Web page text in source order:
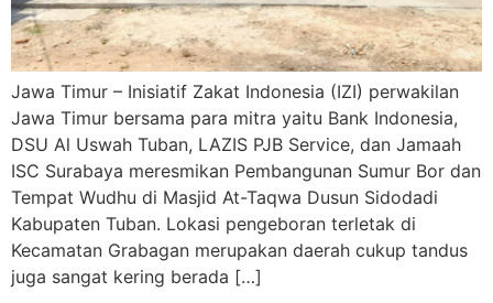
Jawa Timur – Inisiatif Zakat Indonesia (IZI) perwakilan
Jawa Timur bersama para mitra yaitu Bank Indonesia,
DSU Al Uswah Tuban, LAZIS PJB Service, dan Jamaah
ISC Surabaya meresmikan Pembangunan Sumur Bor dan
Tempat Wudhu di Masjid At-Taqwa Dusun Sidodadi
Kabupaten Tuban. Lokasi pengeboran terletak di
Kecamatan Grabagan merupakan daerah cukup tandus
juga sangat kering berada […]